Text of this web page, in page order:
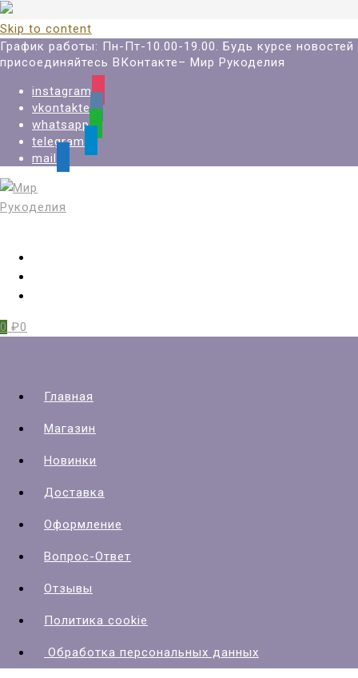
Skip to content
График работы: Пн-Пт-10.00-19.00. Будь курсе новостей
присоединяйтесь ВКонтакте– Мир Рукоделия
instagram
vkontakte
whatsapp
telegram
mail
0 ₽0
Главная
Магазин
Новинки
Доставка
Оформление
Вопрос-Ответ
Отзывы
Политика cookie
Обработка персональных данных